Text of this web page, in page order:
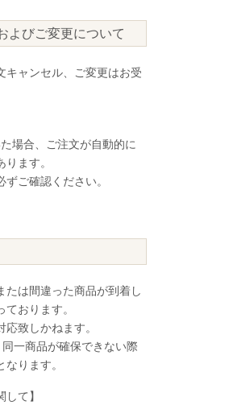
よびご変更について
キャンセル、ご変更はお受
場合、ご注文が自動的に
ます。
ご確認ください。
たは間違った商品が到着し
おります。
致しかねます。
一商品が確保できない際
ります。
て】